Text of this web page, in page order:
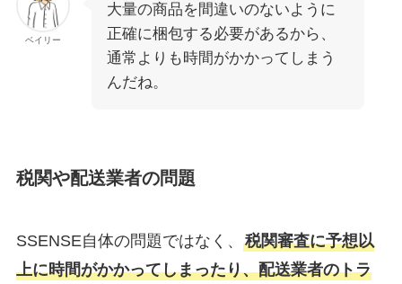
ベイリー
大量の商品を間違いのないように
正確に梱包する必要があるから、
通常よりも時間がかかってしまう
んだね。
税関や配送業者の問題
SSENSE自体の問題ではなく、 税関審査に予想以
上に時間がかかってしまったり、配送業者のトラ